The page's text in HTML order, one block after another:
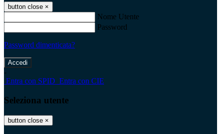
button close ×
Nome Utente
Password
Password dimenticata?
-
Entra con SPID Entra con CIE
Seleziona utente
button close ×